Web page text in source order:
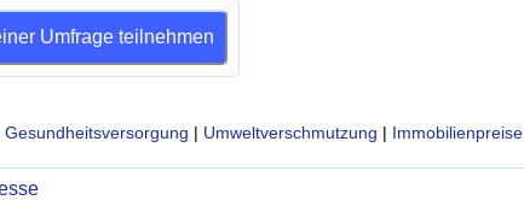
Umfrage teilnehmen
Gesundheitsversorgung | Umweltverschmutzung | Immobilienpreise